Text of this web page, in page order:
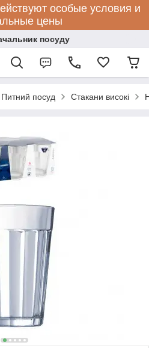
особые условия и
цены
посуду
Питний посуд Стакани високі